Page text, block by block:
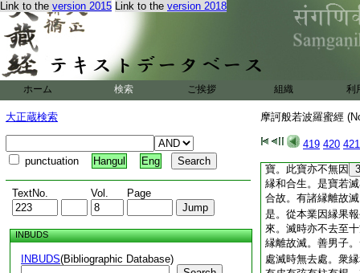
Link to the version 2015 Link to the version 2018
ホーム 検索 ご挨拶 組織 利
大正蔵検索
punctuation Hangul Eng
TextNo. Vol. Page
INBUDS
INBUDS(Bibliographic Database)
摩訶般若波羅蜜經
419 420 421
諸佛有來有去。不
夫無智之數。是諸
若波羅蜜。遠離諸
如幻如夢。若有衆
是人行般若波羅蜜
應受供養爲世間福
水中諸
2 寶。不從
北方四維上下來。
寶。此寶亦不無因
3
縁和合生。是寶若
合故。有諸縁離故
是。從本業因縁果
來。滅時亦不去至
縁離故滅。善男子
處滅時無去處。衆